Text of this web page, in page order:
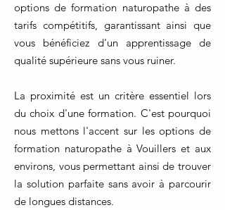
options de formation naturopathe à des
tarifs compétitifs, garantissant ainsi que
vous bénéficiez d'un apprentissage de
qualité supérieure sans vous ruiner.
La proximité est un critère essentiel lors
du choix d'une formation. C'est pourquoi
nous mettons l'accent sur les options de
formation naturopathe à Vouillers et aux
environs, vous permettant ainsi de trouver
la solution parfaite sans avoir à parcourir
de longues distances.